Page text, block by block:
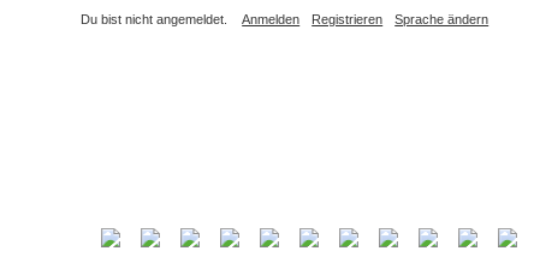
Du bist nicht angemeldet. Anmelden Registrieren Sprache ändern